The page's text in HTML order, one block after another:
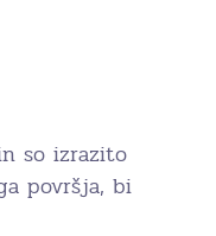
so izrazito
površja, bi